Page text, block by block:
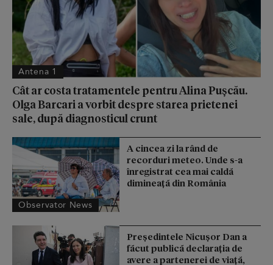
Antena 1
Cât ar costa tratamentele pentru Alina Pușcău.
Olga Barcari a vorbit despre starea prietenei
sale, după diagnosticul crunt
Observator News
A cincea zi la rând de
recorduri meteo. Unde s-a
înregistrat cea mai caldă
dimineață din România
Președintele Nicușor Dan a
făcut publică declarația de
avere a partenerei de viață,